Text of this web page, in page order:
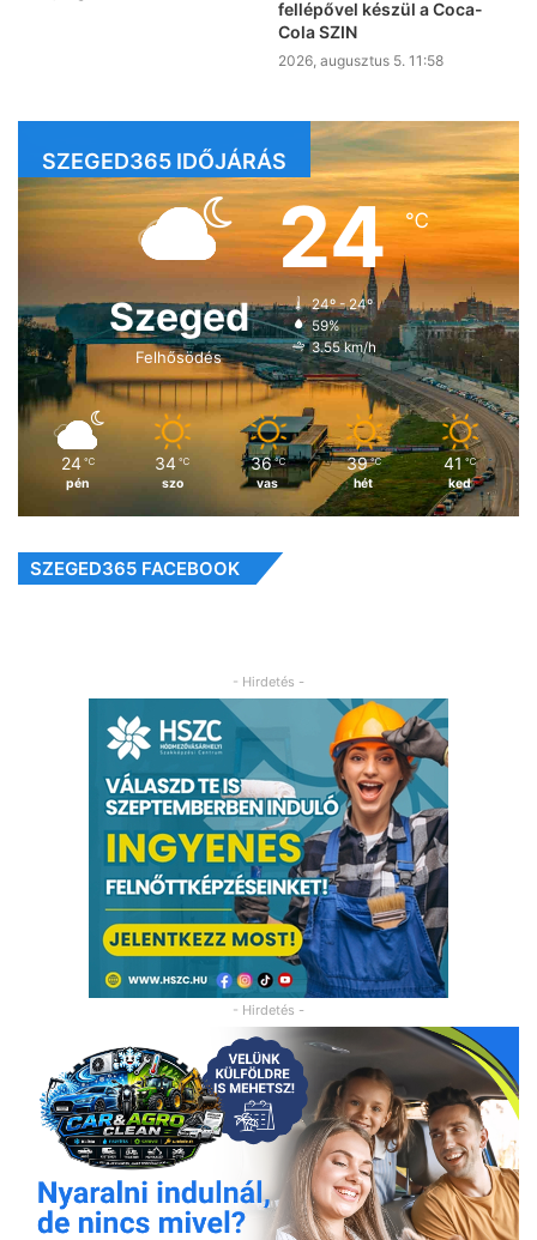
fellépővel készül a Coca-
Cola SZIN
2026, augusztus 5. 11:58
SZEGED365 IDŐJÁRÁS
Szeged
Felhősödés
24℃
24º - 24º
59%
3.55 km/h
24 ℃
pén
34 ℃
szo
36 ℃
vas
39 ℃
hét
41 ℃
ked
SZEGED365 FACEBOOK
- Hirdetés -
- Hirdetés -